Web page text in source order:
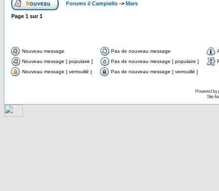
Forums il Campiello -> Mars
Page 1 sur1
Nouveau message Pas de nouveau message
Nouveau message [ populaire ]
Pas de nouveau message [ populaire ]
Nouveau message [ verrouillé ]
Pas de nouveau message [ verrouillé ]
Powered by
Site